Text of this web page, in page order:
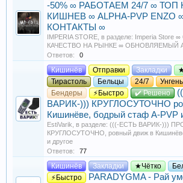
-50% ∞ РАБОТАЕМ 24/7 ∞ ТОП
КИШНЕВ ∞ ALPHA-PVP ENZO
КОНТАКТЫ ∞
IMPERIA STORE , в разделе: Imperia Store
КАЧЕСТВО НА РЫНКЕ ∞ ОБНОВЛЯЕМЫЙ
Ответов:
0
Кишинёв Отправки Закладки
Тирастоль
Бельцы 24/7
Бендеры
⚡Быстро ✔️ Решено
ВАРИК-))) КРУГЛОСУТОЧНО
Кишинёве, бодрый стаф A-PVP
EstiVarik , в разделе: (((-ЕСТЬ ВАРИК-)))
КРУГЛОСУТОЧНО, ровный движ в
и другое
Ответов:
77
Кишинёв Закладки ★Чётко
⚡Быстро
PARADYGMA - Рай